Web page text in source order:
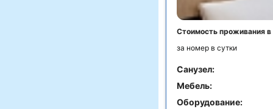
Стоимость проживания
за номер в сутки
Санузел:
Мебель:
Оборудование: